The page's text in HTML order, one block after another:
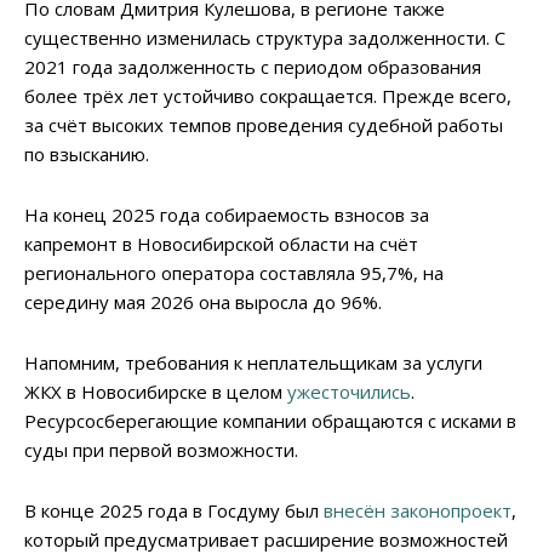
По словам Дмитрия Кулешова, в регионе также
существенно изменилась структура задолженности. С
2021 года задолженность с периодом образования
более трёх лет устойчиво сокращается. Прежде всего,
за счёт высоких темпов проведения судебной работы
по взысканию.
На конец 2025 года собираемость взносов за
капремонт в Новосибирской области на счёт
регионального оператора составляла 95,7%, на
середину мая 2026 она выросла до 96%.
Напомним, требования к неплательщикам за услуги
ЖКХ в Новосибирске в целом ужесточились.
Ресурсосберегающие компании обращаются с исками в
суды при первой возможности.
В конце 2025 года в Госдуму был внесён законопроект,
который предусматривает расширение возможностей